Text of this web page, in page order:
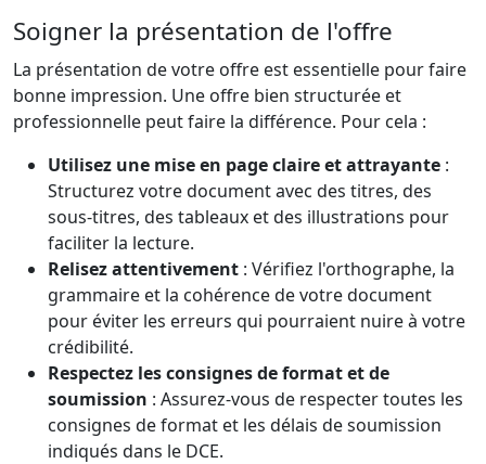
Soigner la présentation de l'offre
La présentation de votre offre est essentielle pour faire
bonne impression. Une offre bien structurée et
professionnelle peut faire la différence. Pour cela :
Utilisez une mise en page claire et attrayante :
Structurez votre document avec des titres, des
sous-titres, des tableaux et des illustrations pour
faciliter la lecture.
Relisez attentivement : Vérifiez l'orthographe, la
grammaire et la cohérence de votre document
pour éviter les erreurs qui pourraient nuire à votre
crédibilité.
Respectez les consignes de format et de
soumission : Assurez-vous de respecter toutes les
consignes de format et les délais de soumission
indiqués dans le DCE.